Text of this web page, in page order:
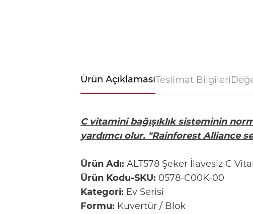
Ürün AçıklamasıTeslimat Bilgileri
C vitamini bağışıklık sisteminin
yardımcı olur. "Rainforest Alliance
Ürün Adı: ALT578 Şeker İlavesiz C
Ürün Kodu-SKU: 0578-C00K-00
Kategori: Ev Serisi
Formu: Kuvertür / Blok